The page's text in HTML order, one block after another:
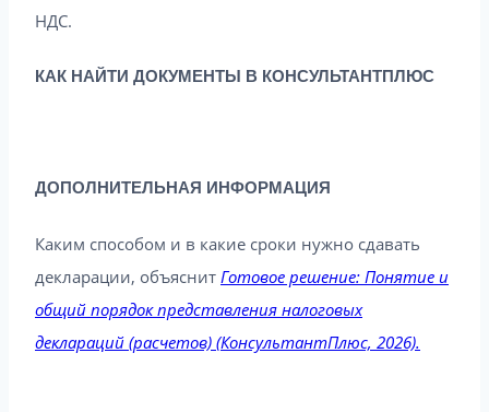
НДС.
КАК НАЙТИ ДОКУМЕНТЫ В КОНСУЛЬТАНТПЛЮС
ДОПОЛНИТЕЛЬНАЯ ИНФОРМАЦИЯ
Каким способом и в какие сроки нужно сдавать
декларации, объяснит Готовое решение: Понятие и
общий порядок представления налоговых
деклараций (расчетов) (КонсультантПлюс, 2026).